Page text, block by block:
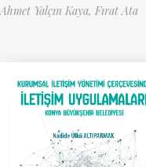
Ahmet Yalçın Kaya, Fırat Ata